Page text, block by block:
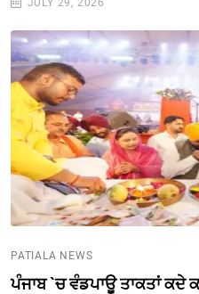
JULY 29, 2026
PATIALA NEWS
ਪੰਜਾਬ `ਚ ਵੰਡਪਾਊ ਤਾਕਤਾਂ ਕਦੇ